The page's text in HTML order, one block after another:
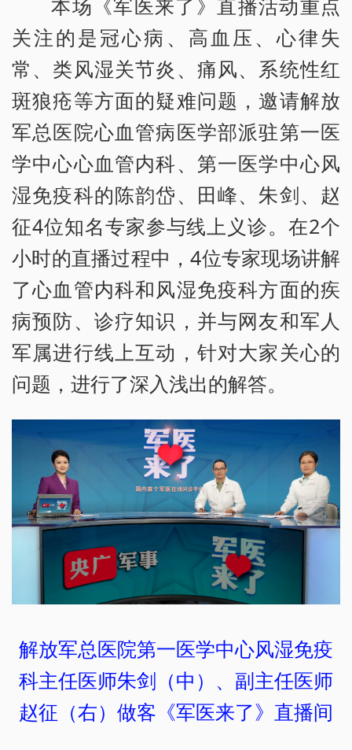
关注的是冠心病、高血压、心律失
常、类风湿关节炎、痛风、系统性红
斑狼疮等方面的疑难问题，邀请解放
军总医院心血管病医学部派驻第一医
学中心心血管内科、第一医学中心风
湿免疫科的陈韵岱、田峰、朱剑、赵
征4位知名专家参与线上义诊。在2个
小时的直播过程中，4位专家现场讲解
了心血管内科和风湿免疫科方面的疾
病预防、诊疗知识，并与网友和军人
军属进行线上互动，针对大家关心的
问题，进行了深入浅出的解答。
解放军总医院第一医学中心风湿免疫
科主任医师朱剑（中）、副主任医师
赵征（右）做客《军医来了》直播间